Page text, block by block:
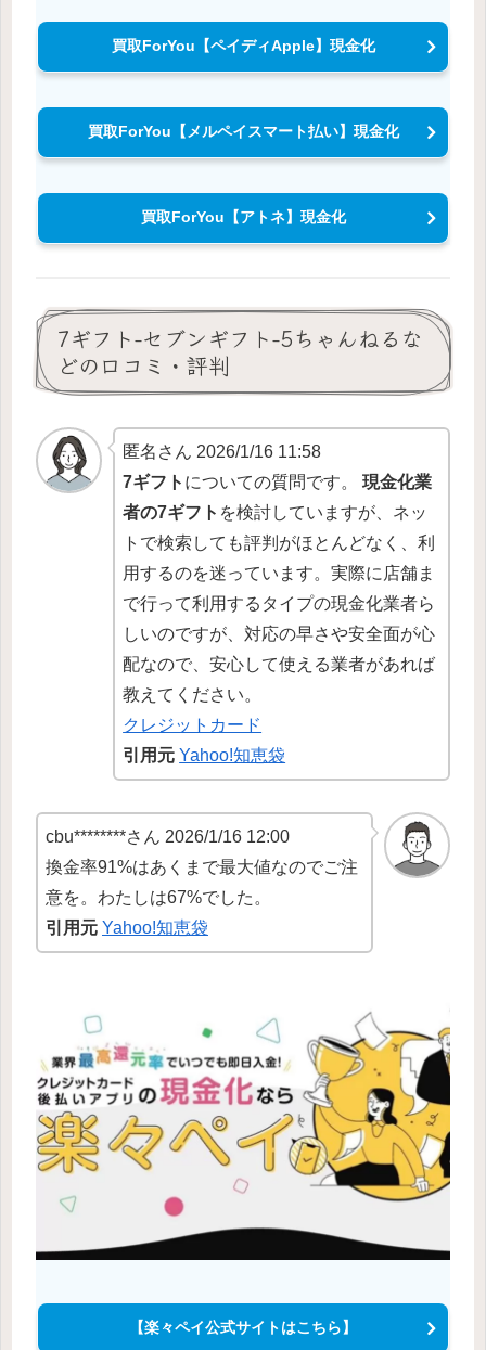
買取ForYou【ペイディApple】現金化
買取ForYou【メルペイスマート払い】現金化
買取ForYou【アトネ】現金化
7ギフト-セブンギフト-5ちゃんねるな
どの口コミ・評判
匿名さん 2026/1/16 11:58
7ギフト についての質問です。現金化業
者の7ギフト を検討していますが、ネッ
トで検索しても評判がほとんどなく、利
用するのを迷っています。実際に店舗ま
で行って利用するタイプの現金化業者ら
しいのですが、対応の早さや安全面が心
配なので、安心して使える業者があれば
教えてください。
クレジットカード
引用元Yahoo!知恵袋
cbu********さん 2026/1/16 12:00
換金率91%はあくまで最大値なのでご注
意を。わたしは67%でした。
引用元 Yahoo!知恵袋
【楽々ペイ公式サイトはこちら】